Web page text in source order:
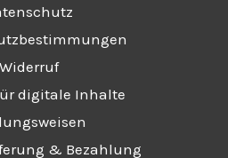
Widerruf
digitale Inhalte
& Bezahlung